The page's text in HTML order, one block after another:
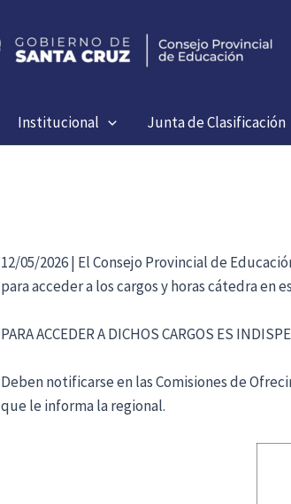
Institucional Junta de Clasificación
12/05/2026 | El Consejo Provincial de
para acceder a los cargos y horas cátedra
PARA ACCEDER A DICHOS CARGOS ES
Deben notificarse en las Comisiones de
que le informa la regional.